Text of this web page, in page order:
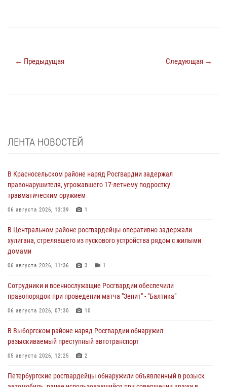
← Предыдущая Следующая →
ЛЕНТА НОВОСТЕЙ
В Красносельском районе наряд Росгвардии задержал
правонарушителя, угрожавшего 17-летнему подростку
травматическим оружием
06 августа 2026, 13:39 1
В Центральном районе росгвардейцы оперативно задержали
хулигана, стрелявшего из пускового устройства рядом с жилыми
домами
06 августа 2026, 11:36 3 1
Сотрудники и военнослужащие Росгвардии обеспечили
правопорядок при проведении матча "Зенит" - "Балтика"
06 августа 2026, 07:30 10
В Выборгском районе наряд Росгвардии обнаружил
разыскиваемый преступный автотранспорт
05 августа 2026, 12:25 2
Петербургские росгвардейцы обнаружили объявленный в розыск